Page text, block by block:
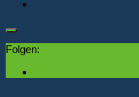
Folgen: